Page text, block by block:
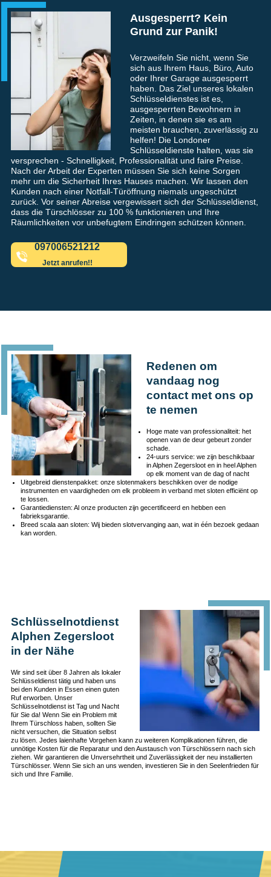
Ausgesperrt? Kein
Grund zur Panik!
Verzweifeln Sie nicht, wenn Sie
sich aus Ihrem Haus, Büro, Auto
oder Ihrer Garage ausgesperrt
haben. Das Ziel unseres lokalen
Schlüsseldienstes ist es,
ausgesperrten Bewohnern in
Zeiten, in denen sie es am
meisten brauchen, zuverlässig zu
helfen! Die Londoner
Schlüsseldienste halten, was sie
versprechen - Schnelligkeit, Professionalität und faire Preise.
Nach der Arbeit der Experten müssen Sie sich keine Sorgen
mehr um die Sicherheit Ihres Hauses machen. Wir lassen den
Kunden nach einer Notfall-Türöffnung niemals ungeschützt
zurück. Vor seiner Abreise vergewissert sich der Schlüsseldienst,
dass die Türschlösser zu 100 % funktionieren und Ihre
Räumlichkeiten vor unbefugtem Eindringen schützen können.
097006521212
Jetzt anrufen!!
Redenen om
vandaag nog
contact met ons op
te nemen
Hoge mate van professionaliteit: het
openen van de deur gebeurt zonder
schade.
24-uurs service: we zijn beschikbaar
in Alphen Zegersloot en in heel Alphen
op elk moment van de dag of nacht
Uitgebreid dienstenpakket: onze slotenmakers beschikken over de nodige
instrumenten en vaardigheden om elk probleem in verband met sloten efficiënt op
te lossen.
Garantiediensten: Al onze producten zijn gecertificeerd en hebben een
fabrieksgarantie.
Breed scala aan sloten: Wij bieden slotvervanging aan, wat in één bezoek gedaan
kan worden.
Schlüsselnotdienst
Alphen Zegersloot
in der Nähe
Wir sind seit über 8 Jahren als lokaler
Schlüsseldienst tätig und haben uns
bei den Kunden in Essen einen guten
Ruf erworben. Unser
Schlüsselnotdienst ist Tag und Nacht
für Sie da! Wenn Sie ein Problem mit
Ihrem Türschloss haben, sollten Sie
nicht versuchen, die Situation selbst
zu lösen. Jedes laienhafte Vorgehen kann zu weiteren Komplikationen führen, die
unnötige Kosten für die Reparatur und den Austausch von Türschlössern nach sich
ziehen. Wir garantieren die Unversehrtheit und Zuverlässigkeit der neu installierten
Türschlösser. Wenn Sie sich an uns wenden, investieren Sie in den Seelenfrieden für
sich und Ihre Familie.